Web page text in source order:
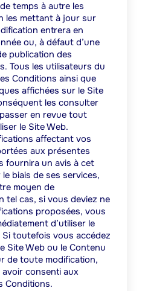
temps à autre les
les mettant à jour sur
entrera en
ou, à défaut d’une
publication des
Tous les utilisateurs du
Conditions ainsi que
affichées sur le Site
les consulter
en revue tout
le Site Web.
affectant vos
aux présentes
fournira un avis à cet
biais de ses services,
moyen de
tel cas, si vous deviez ne
proposées, vous
d’utiliser le
toutefois vous accédez
Site Web ou le Contenu
de toute modification,
consenti aux
Conditions.